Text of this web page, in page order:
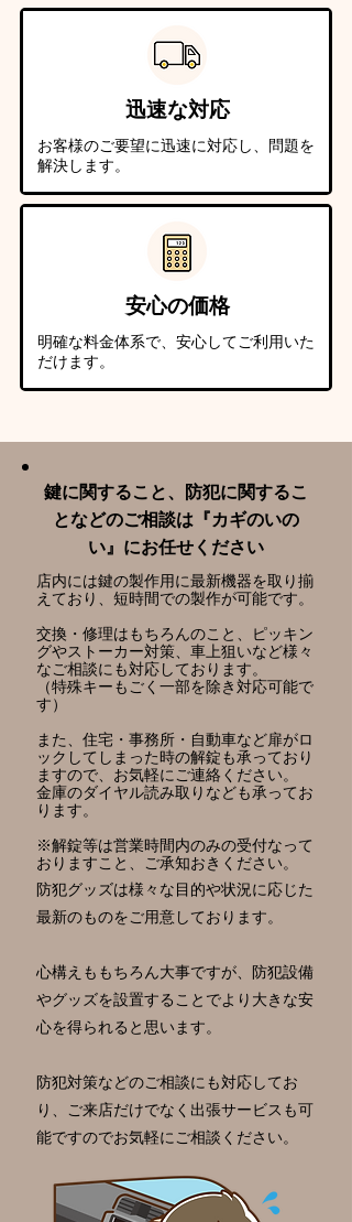
迅速な対応
お客様のご要望に迅速に対応し、問題を
解決します。
安心の価格
明確な料金体系で、安心してご利用いた
だけます。
​鍵に関すること、防犯に関するこ
となどのご相談は『カギのいの
い』にお任せください
店内には鍵の製作用に最新機器を取り揃
えており、短時間での製作が可能です。
交換・修理はもちろんのこと、ピッキン
グやストーカー対策、車上狙いなど様々
なご相談にも対応しております。
​（特殊キーもごく一部を除き対応可能で
す）
また、住宅・事務所・自動車など扉がロ
ックしてしまった時の解錠も承っており
ますので、お気軽にご連絡ください。
金庫のダイヤル読み取りなども承ってお
ります。
​※解錠等は営業時間内のみの受付なって
おりますこと、ご承知おきください。
防犯グッズは様々な目的や状況に応じた
最新のものをご用意しております。
心構えももちろん大事ですが、防犯設備
やグッズを設置することでより大きな安
心を得られると思います。
​防犯対策などのご相談にも対応してお
り、ご来店だけでなく出張サービスも可
能ですのでお気軽にご相談ください。